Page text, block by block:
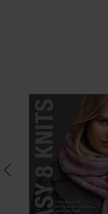
Superba Easy 8 Knits